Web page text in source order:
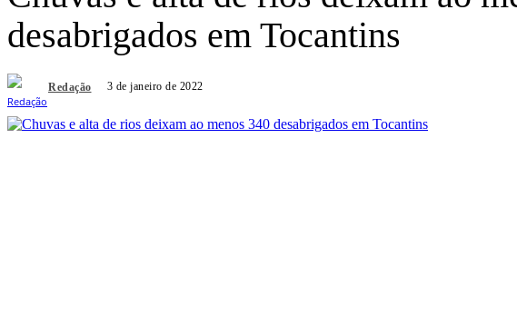
desabrigados em Tocantins
Redação 3 de janeiro de 2022